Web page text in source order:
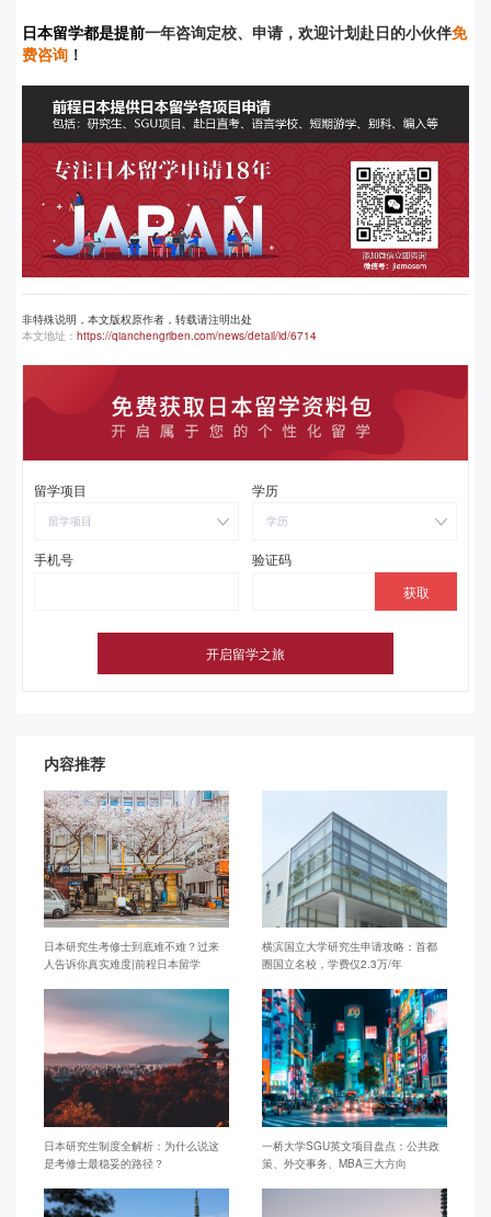
日本留学都是提前一年咨询定校、申请，欢迎计划赴日的小伙伴免
费咨询 ！
非特殊说明，本文版权原作者，转载请注明出处
本文地址： https://qianchengriben.com/news/detail/id/6714
留学项目
留学项目
学历
学历
手机号 验证码
内容推荐
日本研究生考修士到底难不难？过来
人告诉你真实难度|前程日本留学
横滨国立大学研究生申请攻略：首都
圈国立名校，学费仅2.3万/年
日本研究生制度全解析：为什么说这
是考修士最稳妥的路径？
一桥大学SGU英文项目盘点：公共政
策、外交事务、MBA三大方向